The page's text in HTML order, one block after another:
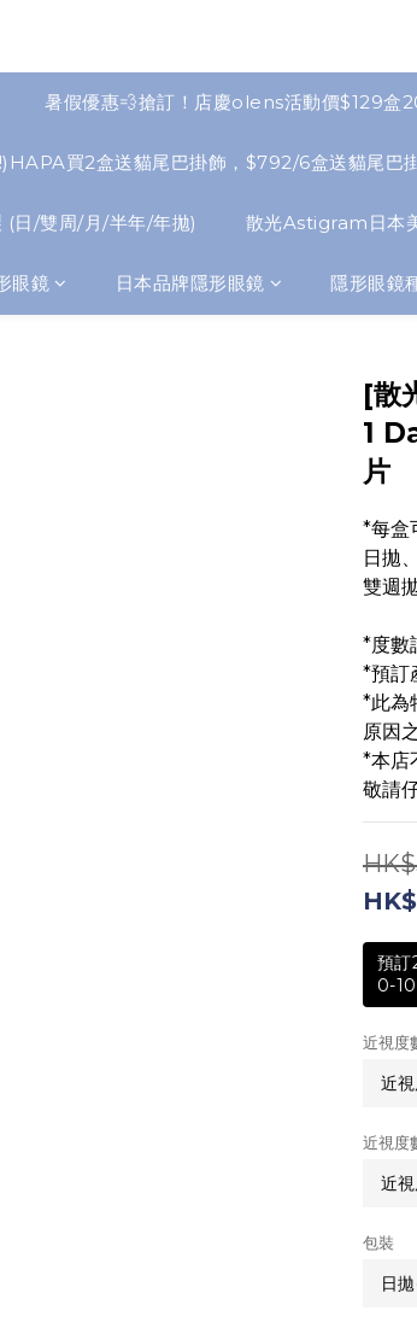
暑假優惠💨搶訂！店慶olens活動價$129盒
買2盒送貓尾巴掛飾，$792/6盒送貓尾巴
日/雙周/月/半年/年拋) 散光Astigram日本
眼鏡 日本品牌隱形眼鏡 隱形眼鏡
[散
1
片
*每盒
日拋
雙週
*度數
*預訂
*此為
原因
*本店
敬請
預訂
0-
近視度
近視度
包裝